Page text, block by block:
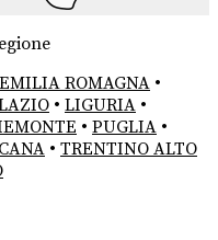
EMILIA ROMAGNA •
• LIGURIA •
• PUGLIA •
• TRENTINO ALTO